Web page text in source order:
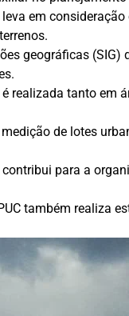
em
geográficas (SIG)
realizada tanto em
de lotes
para a
também realiza